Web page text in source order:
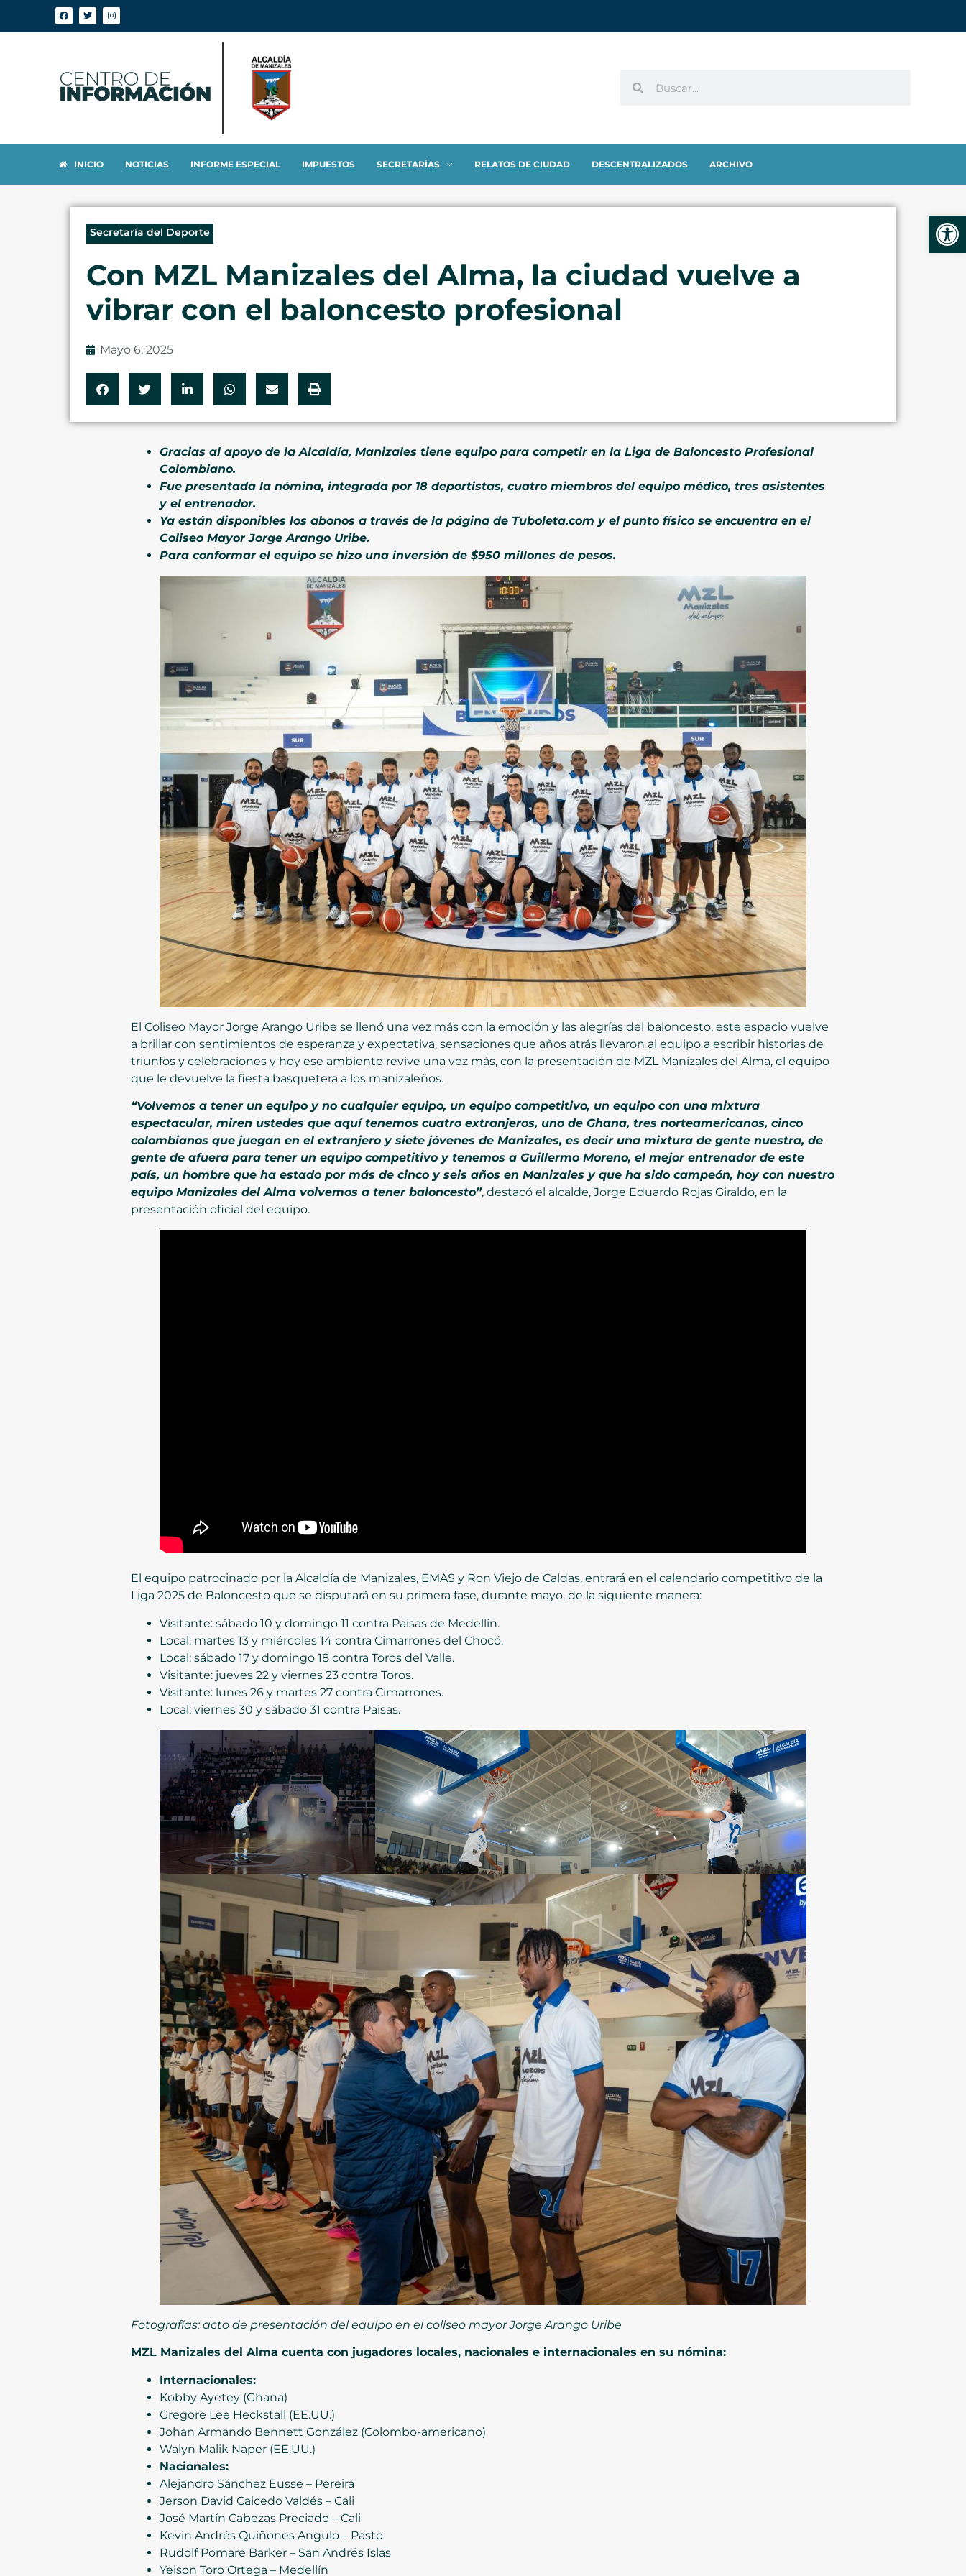
INICIO NOTICIAS INFORME ESPECIAL IMPUESTOS SECRETARÍAS RELATOS DE CIUDAD DESCENTRALIZADOS ARCHIVO
Secretaría del Deporte
Con MZL Manizales del Alma, la ciudad vuelve a
vibrar con el baloncesto profesional
Mayo 6, 2025
Gracias al apoyo de la Alcaldía, Manizales tiene equipo para competir en la Liga de Baloncesto Profesional
Colombiano.
Fue presentada la nómina, integrada por 18 deportistas, cuatro miembros del equipo médico, tres asistentes
y el entrenador.
Ya están disponibles los abonos a través de la página de Tuboleta.com y el punto físico se encuentra en el
Coliseo Mayor Jorge Arango Uribe.
Para conformar el equipo se hizo una inversión de $950 millones de pesos.
El Coliseo Mayor Jorge Arango Uribe se llenó una vez más con la emoción y las alegrías del baloncesto, este espacio vuelve
a brillar con sentimientos de esperanza y expectativa, sensaciones que años atrás llevaron al equipo a escribir historias de
triunfos y celebraciones y hoy ese ambiente revive una vez más, con la presentación de MZL Manizales del Alma, el equipo
que le devuelve la fiesta basquetera a los manizaleños.
“Volvemos a tener un equipo y no cualquier equipo, un equipo competitivo, un equipo con una mixtura
espectacular, miren ustedes que aquí tenemos cuatro extranjeros, uno de Ghana, tres norteamericanos, cinco
colombianos que juegan en el extranjero y siete jóvenes de Manizales, es decir una mixtura de gente nuestra, de
gente de afuera para tener un equipo competitivo y tenemos a Guillermo Moreno, el mejor entrenador de este
país, un hombre que ha estado por más de cinco y seis años en Manizales y que ha sido campeón, hoy con nuestro
equipo Manizales del Alma volvemos a tener baloncesto”, destacó el alcalde, Jorge Eduardo Rojas Giraldo, en la
presentación oficial del equipo.
El equipo patrocinado por la Alcaldía de Manizales, EMAS y Ron Viejo de Caldas, entrará en el calendario competitivo de la
Liga 2025 de Baloncesto que se disputará en su primera fase, durante mayo, de la siguiente manera:
Visitante: sábado 10 y domingo 11 contra Paisas de Medellín.
Local: martes 13 y miércoles 14 contra Cimarrones del Chocó.
Local: sábado 17 y domingo 18 contra Toros del Valle.
Visitante: jueves 22 y viernes 23 contra Toros.
Visitante: lunes 26 y martes 27 contra Cimarrones.
Local: viernes 30 y sábado 31 contra Paisas.
Fotografías: acto de presentación del equipo en el coliseo mayor Jorge Arango Uribe
MZL Manizales del Alma cuenta con jugadores locales, nacionales e internacionales en su nómina:
Internacionales:
Kobby Ayetey (Ghana)
Gregore Lee Heckstall (EE.UU.)
Johan Armando Bennett González (Colombo-americano)
Walyn Malik Naper (EE.UU.)
Nacionales:
Alejandro Sánchez Eusse – Pereira
Jerson David Caicedo Valdés – Cali
José Martín Cabezas Preciado – Cali
Kevin Andrés Quiñones Angulo – Pasto
Rudolf Pomare Barker – San Andrés Islas
Yeison Toro Ortega – Medellín